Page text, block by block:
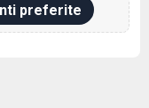
preferite